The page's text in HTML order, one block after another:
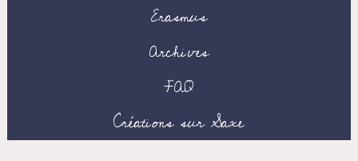
Erasmus
Archives
FAQ
Créations sur Saxe